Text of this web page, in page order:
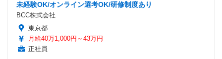
未経験OK/オンライン選考OK/研修制度あり
BCC株式会社
東京都
月給40万1,000円～43万円
正社員